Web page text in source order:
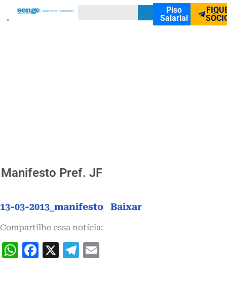
Piso
Salarial
Manifesto Pref. JF
13-03-2013_manifesto Baixar
Compartilhe essa notícia:
WhatsApp
Facebook
X Telegram